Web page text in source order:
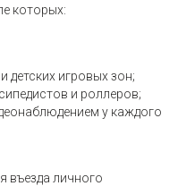
которых:
детских игровых зон;
и роллеров;
у каждого
въезда личного